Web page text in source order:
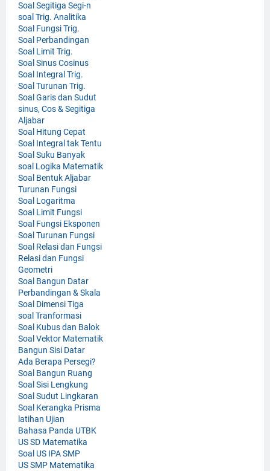
Soal Segitiga Segi-n
soal Trig. Analitika
Soal Fungsi Trig.
Soal Perbandingan
Soal Limit Trig.
Soal Sinus Cosinus
Soal Integral Trig.
Soal Turunan Trig.
Soal Garis dan Sudut
sinus, Cos & Segitiga
Aljabar
Soal Hitung Cepat
Soal Integral tak Tentu
Soal Suku Banyak
soal Logika Matematik
Soal Bentuk Aljabar
Turunan Fungsi
Soal Logaritma
Soal Limit Fungsi
Soal Fungsi Eksponen
Soal Turunan Fungsi
Soal Relasi dan Fungsi
Relasi dan Fungsi
Geometri
Soal Bangun Datar
Perbandingan & Skala
Soal Dimensi Tiga
soal Tranformasi
Soal Kubus dan Balok
Soal Vektor Matematik
Bangun Sisi Datar
Ada Berapa Persegi?
Soal Bangun Ruang
Soal Sisi Lengkung
Soal Sudut Lingkaran
Soal Kerangka Prisma
latihan Ujian
Bahasa Panda UTBK
US SD Matematika
Soal US IPA SMP
US SMP Matematika